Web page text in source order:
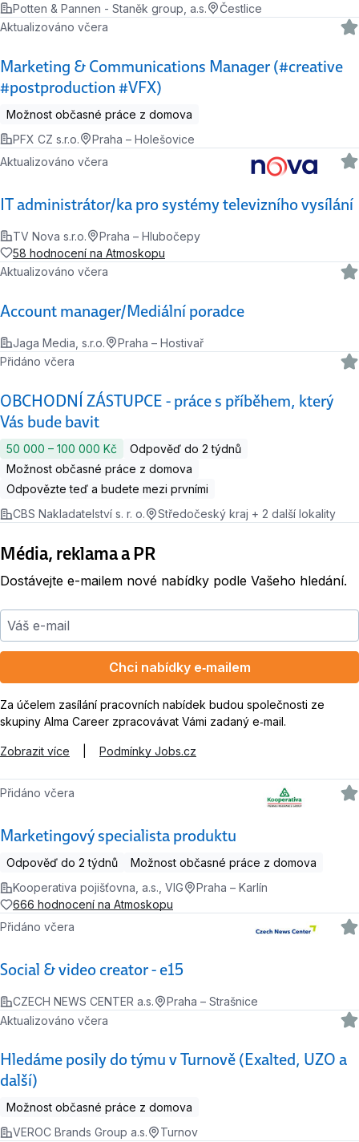
Potten & Pannen - Staněk group, a.s.
Čestlice
Marketing & Communications Manager (#creative
#postproduction #VFX)
Aktualizováno včera
Možnost občasné práce z domova
PFX CZ s.r.o.
Praha – Holešovice
IT administrátor/ka pro systémy televizního vysílání
Aktualizováno včera
TV Nova s.r.o.
Praha – Hlubočepy
58 hodnocení na Atmoskopu
Account manager/Mediální poradce
Aktualizováno včera
Jaga Media, s.r.o. Praha – Hostivař
OBCHODNÍ ZÁSTUPCE - práce s příběhem, který
Vás bude bavit
Přidáno včera
50 000 ‍–‍ 100 000 Kč
Odpověď do 2 týdnů
Možnost občasné práce z domova
Odpovězte teď a budete mezi prvními
CBS Nakladatelství s. r. o.
Středočeský kraj + 2 další lokality
Média, reklama a PR
Dostávejte e-mailem nové nabídky podle Vašeho hledání.
Váš e-mail
Chci nabídky e‑mailem
Za účelem zasílání pracovních nabídek budou společnosti ze
skupiny Alma Career zpracovávat Vámi zadaný e‑mail.
Zobrazit více Podmínky Jobs.cz
Marketingový specialista produktu
Přidáno včera
Odpověď do 2 týdnů
Možnost občasné práce z domova
Kooperativa pojišťovna, a.s., VIG
Praha – Karlín
666 hodnocení na Atmoskopu
Social & video creator - e15
Přidáno včera
CZECH NEWS CENTER a.s. Praha – Strašnice
Hledáme posily do týmu v Turnově (Exalted, UZO a
další)
Aktualizováno včera
Možnost občasné práce z domova
VEROC Brands Group a.s.
Turnov